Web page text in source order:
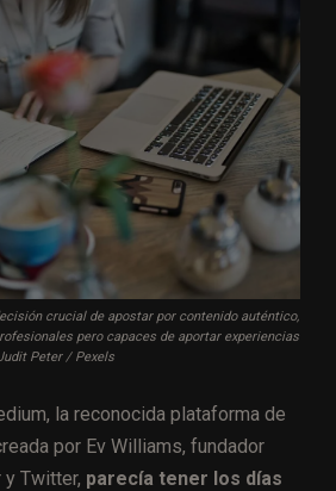
crucial de apostar por contenido auténtico,
pero capaces de aportar experiencias
Peter / Pexels
la reconocida plataforma de
por Ev Williams, fundador
Twitter, parecía tener los días